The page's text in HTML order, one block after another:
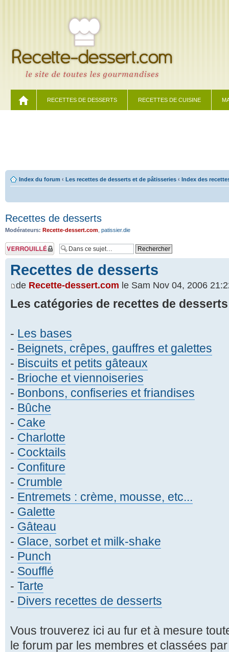
RECETTES DE DESSERTS RECETTES DE CUISINE
Index du forum ‹ Les recettes de desserts et de pâtisseries ‹ Index des
Recettes de desserts
Modérateurs: Recette-dessert.com patissier.die
Sujet verouillé
Recettes de desserts
de Recette-dessert.com le Sam Nov 04, 2006
Les catégories de recettes de
- Les bases
- Beignets, crêpes, gauffres et galettes
- Biscuits et petits gâteaux
- Brioche et viennoiseries
- Bonbons, confiseries et friandises
- Bûche
- Cake
- Charlotte
- Cocktails
- Confiture
- Crumble
- Entremets : crème, mousse, etc...
- Galette
- Gâteau
- Glace, sorbet et milk-shake
- Punch
- Soufflé
- Tarte
- Divers recettes de desserts
Vous trouverez ici au fur et à mesure
le forum par les membres et classées